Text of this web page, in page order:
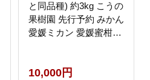
と同品種) 約3kg こうの
果樹園 先行予約 みかん
愛媛ミカン 愛媛蜜柑
ンド 限定 品種 濃厚 甘
10,000円